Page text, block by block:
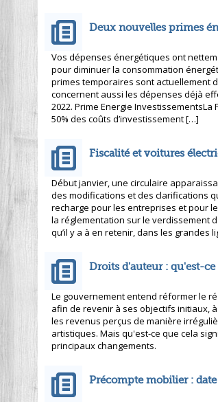
Deux nouvelles primes
Vos dépenses énergétiques ont
pour diminuer la consommation
primes temporaires sont actuellement
concernent aussi les dépenses déjà
2022. Prime Energie
50% des coûts d’investissement […]
Fiscalité et voitures
Début janvier, une circulaire
des modifications et des clarifications
recharge pour les entreprises et pour
la réglementation sur le verdissement
qu’il y a à en retenir, dans les grandes
Droits d'auteur : qu'est-
Le gouvernement entend réformer le
afin de revenir à ses objectifs initiaux,
les revenus perçus de manière
artistiques. Mais qu'est-ce que cela
principaux changements.
Précompte mobilier :